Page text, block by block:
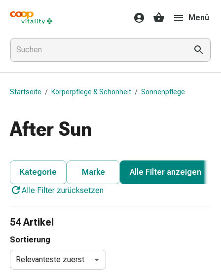
Medikamente
&
Gesundheit
Grippe
&
Erkältung
Grippe-
Erkältung
Medikamente
Bronchitis
Inhalationsgeräte
Schnupfen
Wund-
Menü
Startseite / Körperpflege & Schönheit / Sonnenpflege
After Sun
Kategorie Marke
Alle Filter anzeigen
Alle Filter zurücksetzen
54 Artikel
Sortierung
Relevanteste zuerst